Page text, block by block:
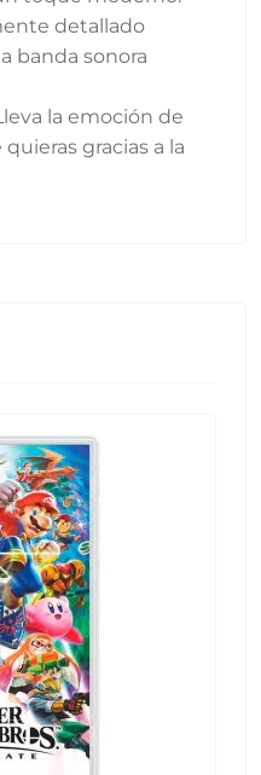
detallado
banda sonora
la emoción de
gracias a la